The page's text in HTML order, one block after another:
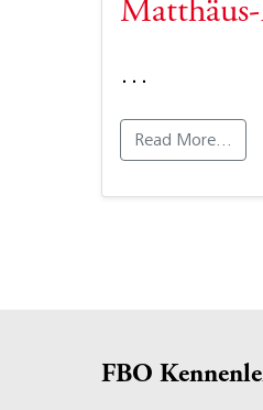
Matthäus-
…
Read More…
FBO